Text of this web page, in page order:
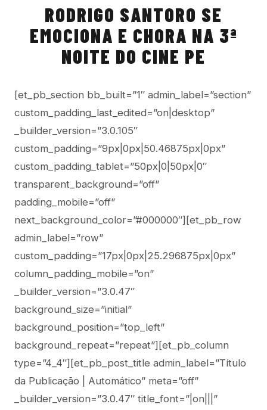
RODRIGO SANTORO SE
EMOCIONA E CHORA NA 3ª
NOITE DO CINE PE
[et_pb_section bb_built=”1″ admin_label=”section”
custom_padding_last_edited=”on|desktop”
_builder_version=”3.0.105″
custom_padding=”9px|0px|50.46875px|0px”
custom_padding_tablet=”50px|0|50px|0″
transparent_background=”off”
padding_mobile=”off”
next_background_color=”#000000″][et_pb_row
admin_label=”row”
custom_padding=”17px|0px|25.296875px|0px”
column_padding_mobile=”on”
_builder_version=”3.0.47″
background_size=”initial”
background_position=”top_left”
background_repeat=”repeat”][et_pb_column
type=”4_4″][et_pb_post_title admin_label=”Título
da Publicação | Automático” meta=”off”
_builder_version=”3.0.47″ title_font=”|on|||”